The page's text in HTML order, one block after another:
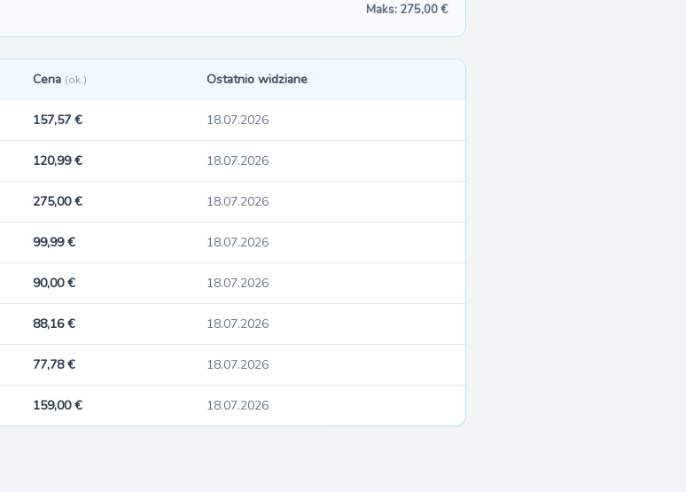
Maks: 275,00 €
Cena (ok.) Ostatnio widziane
157,57 € 18.07.2026
120,99 € 18.07.2026
275,00 € 18.07.2026
99,99 € 18.07.2026
90,00 € 18.07.2026
88,16 € 18.07.2026
77,78 € 18.07.2026
159,00 € 18.07.2026